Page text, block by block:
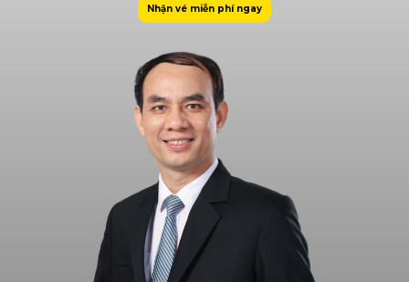
Nhận vé miễn phí ngay